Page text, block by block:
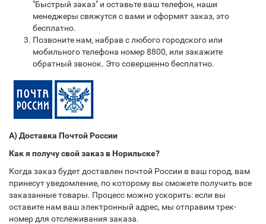
"Быстрый заказ" и оставьте ваш телефон, наши
менеджеры свяжутся с вами и оформят заказ, это
бесплатно.
Позвоните нам, набрав с любого городского или
мобильного телефона номер 8800, или закажите
обратный звонок. Это совершенно бесплатно.
А) Доставка Почтой России
Как я получу свой заказ в Норильске?
Когда заказ будет доставлен почтой России в ваш город, вам
принесут уведомление, по которому вы сможете получить все
заказанные товары. Процесс можно ускорить: если вы
оставите нам ваш электронный адрес, мы отправим трек-
номер для отслеживания заказа.